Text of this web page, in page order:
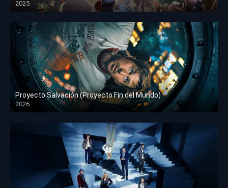
2025
HD 1080p
Proyecto Salvación (Proyecto Fin del Mundo)
2026
HD 1080p